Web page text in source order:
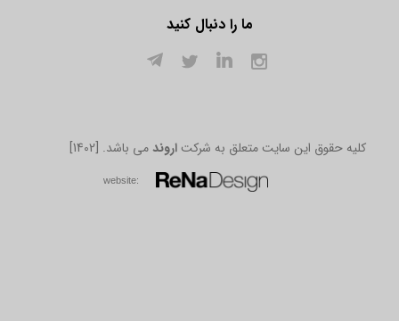
ما را دنبال کنید
[1402] .کلیه حقوق این سایت متعلق به شرکت اروندمی باشد
w​​​​​​​ebsite: